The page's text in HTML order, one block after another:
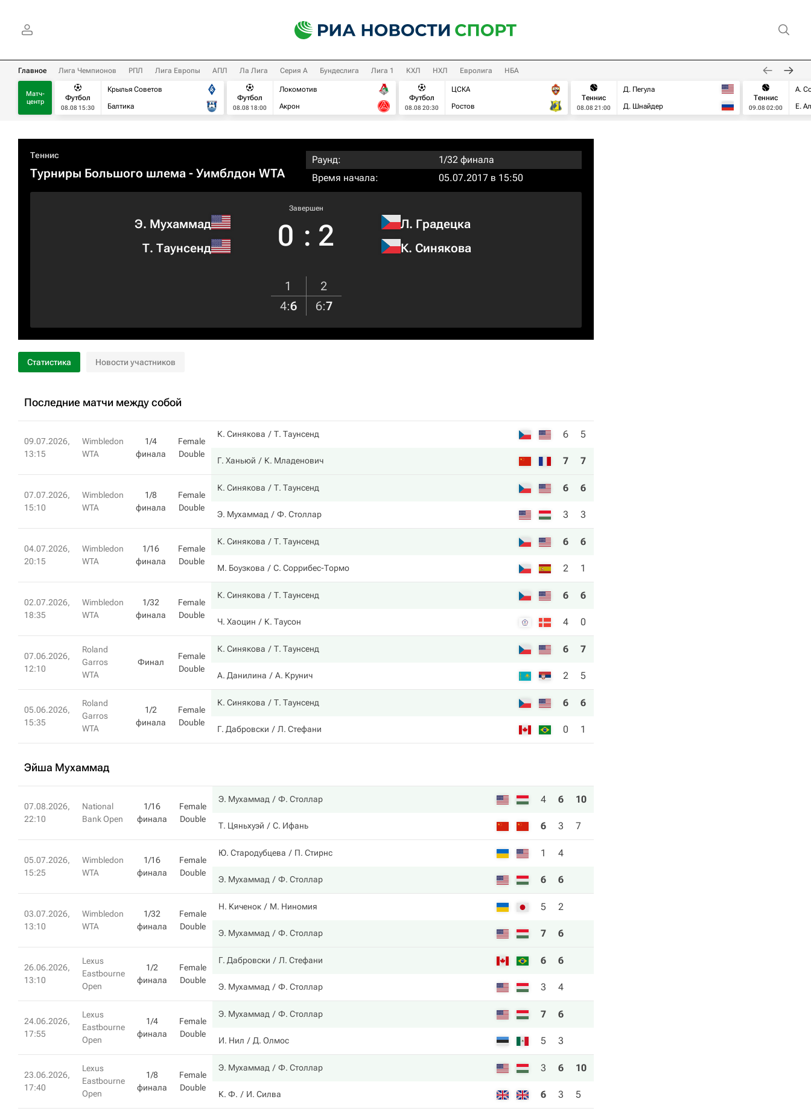
Главное Лига Чемпионов РПЛ Лига Европы АПЛ Ла Лига Серия А Бундеслига Лига 1 КХЛ НХЛ Евролига НБА
Матч-
центр
Футбол
08.08 15:30
Крылья Советов
Балтика
Футбол
08.08 18:00
Локомотив
Акрон
Футбол
08.08 20:30
ЦСКА
Ростов
Теннис
08.08 21:00
Д. Пегула
Д. Шнайдер
Теннис
09.08 02:00
А.
Е.
Теннис
Турниры Большого шлема - Уимблдон WTA
Раунд:
1/32 финала
Время начала:
05.07.2017 в 15:50
Э. Мухаммад
Т. Таунсенд
Завершен
0 : 2
Л. Градецка
К. Синякова
1
2
4:6 6:7
Статистика Новости участников
Последние матчи между собой
09.07.2026,
13:15
Wimbledon
WTA
1/4
финала
Female
Double
К. Синякова Т. Таунсенд 6 5
Г. Ханьюй К. Младенович 7 7
07.07.2026,
15:10
Wimbledon
WTA
1/8
финала
Female
Double
К. Синякова Т. Таунсенд 6 6
Э. Мухаммад Ф. Столлар 3 3
04.07.2026,
20:15
Wimbledon
WTA
1/16
финала
Female
Double
К. Синякова Т. Таунсенд 6 6
М. Боузкова С. Соррибес-Тормо 2 1
02.07.2026,
18:35
Wimbledon
WTA
1/32
финала
Female
Double
К. Синякова Т. Таунсенд 6 6
Ч. Хаоцин К. Таусон 4 0
07.06.2026,
12:10
Roland
Garros
WTA
Финал
Female
Double
К. Синякова Т. Таунсенд 6 7
А. Данилина А. Крунич 2 5
05.06.2026,
15:35
Roland
Garros
WTA
1/2
финала
Female
Double
К. Синякова Т. Таунсенд 6 6
Г. Дабровски Л. Стефани 0 1
Эйша Мухаммад
07.08.2026,
22:10
National
Bank Open
1/16
финала
Female
Double
Э. Мухаммад Ф. Столлар 4 6 10
Т. Цяньхуэй С. Ифань 6 3 7
05.07.2026,
15:25
Wimbledon
WTA
1/16
финала
Female
Double
Ю. Стародубцева П. Стирнс 1 4
Э. Мухаммад Ф. Столлар 6 6
03.07.2026,
13:10
Wimbledon
WTA
1/32
финала
Female
Double
Н. Киченок М. Ниномия 5 2
Э. Мухаммад Ф. Столлар 7 6
26.06.2026,
13:10
Lexus
Eastbourne
Open
1/2
финала
Female
Double
Г. Дабровски Л. Стефани 6 6
Э. Мухаммад Ф. Столлар 3 4
24.06.2026,
17:55
Lexus
Eastbourne
Open
1/4
финала
Female
Double
Э. Мухаммад Ф. Столлар 7 6
И. Нил Д. Олмос 5 3
23.06.2026,
17:40
Lexus
Eastbourne
Open
1/8
финала
Female
Double
Э. Мухаммад Ф. Столлар 3 6 10
К. Ф. И. Силва 6 3 5